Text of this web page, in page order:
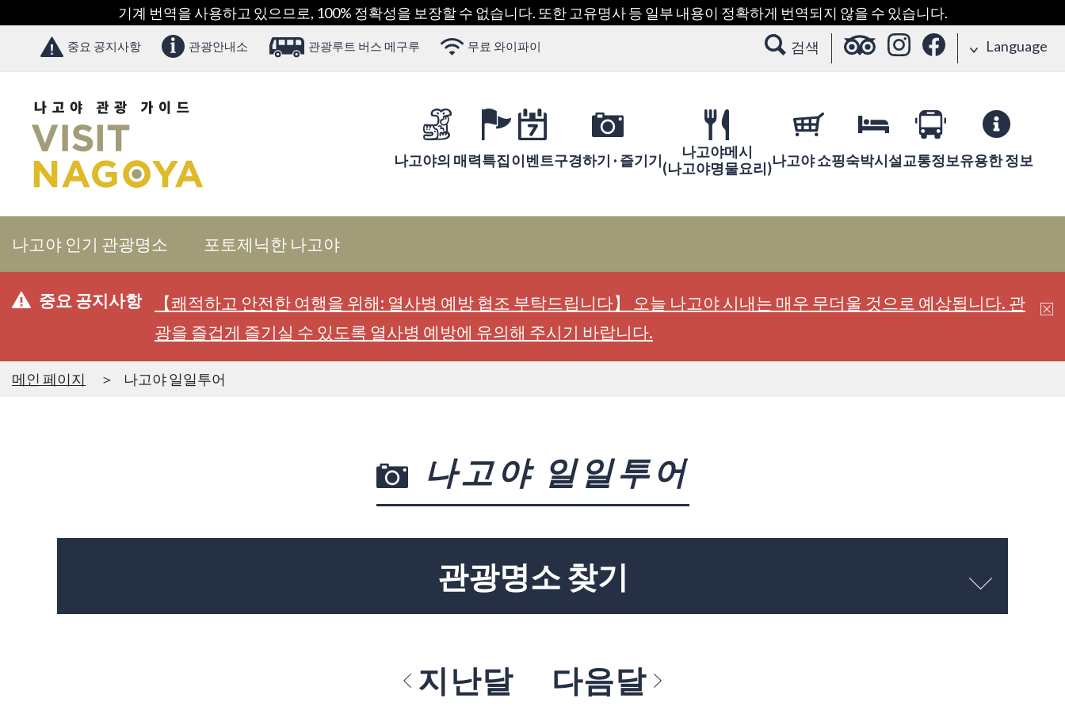
기계 번역을 사용하고 있으므로, 100% 정확성을 보장할 수 없습니다. 또한 고유명사 등 일부 내용이 정확하게 번역되지 않을 수 있습니다.
중요 공지사항 관광안내소 관광루트 버스 메구루 무료 와이파이 검색 Language
나고야의 매력특집이벤트구경하기 · 즐기기
나고야메시
(나고야명물요리)나고야 쇼핑숙박시설교통정보유용한 정보
나고야 인기 관광명소 포토제닉한 나고야
중요 공지사항
【쾌적하고 안전한 여행을 위해: 열사병 예방 협조 부탁드립니다】 오늘 나고야 시내는 매우 무더울 것으로 예상됩니다. 관
광을 즐겁게 즐기실 수 있도록 열사병 예방에 유의해 주시기 바랍니다.
메인 페이지 나고야 일일투어
나고야 일일투어
관광명소 찾기
지난달 다음달